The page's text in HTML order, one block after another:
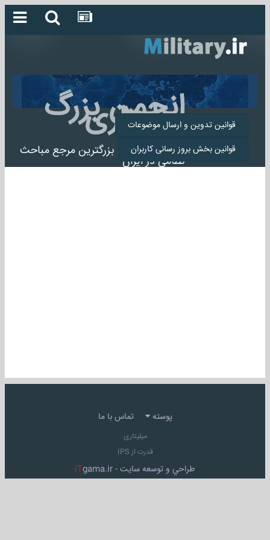
انجمن بزرگ
میلیتاری
انجمن میلیتاری بزرگترین مرجع مباحث
نظامی در ایران
قوانین تدوین و ارسال موضوعات
قوانین بخش بروز رسانی کاربران
پوسته تماس با ما
میلیتاری
قدرت از IPS
طراحي و توسعه سايت - iTgama.ir